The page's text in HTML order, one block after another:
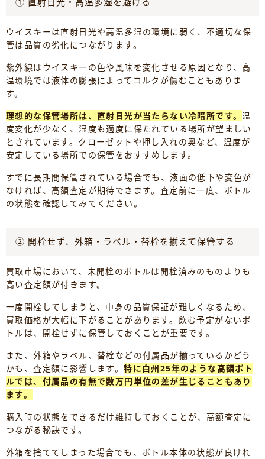
ウイスキーは直射日光や高温多湿の環境に弱く、不適切な保
管は品質の劣化につながります。
紫外線はウイスキーの色や風味を変化させる原因となり、高
温環境では液体の膨張によってコルクが傷むこともありま
す。
理想的な保管場所は、直射日光が当たらない冷暗所です。温
度変化が少なく、湿度も適度に保たれている場所が望ましい
とされています。クローゼットや押し入れの奥など、温度が
安定している場所での保管をおすすめします。
すでに長期間保管されている場合でも、液面の低下や変色が
なければ、高額査定が期待できます。査定前に一度、ボトル
の状態を確認してみてください。
② 開栓せず、外箱・ラベル・替栓を揃えて保管する
買取市場において、未開栓のボトルは開栓済みのものよりも
高い査定額が付きます。
一度開栓してしまうと、中身の品質保証が難しくなるため、
買取価格が大幅に下がることがあります。飲む予定がないボ
トルは、開栓せずに保管しておくことが重要です。
また、外箱やラベル、替栓などの付属品が揃っているかどう
かも、査定額に影響します。特に白州25年のような高額ボト
ルでは、付属品の有無で数万円単位の差が生じることもあり
ます。
購入時の状態をできるだけ維持しておくことが、高額査定に
つながる秘訣です。
外箱を捨ててしまった場合でも、ボトル本体の状態が良けれ